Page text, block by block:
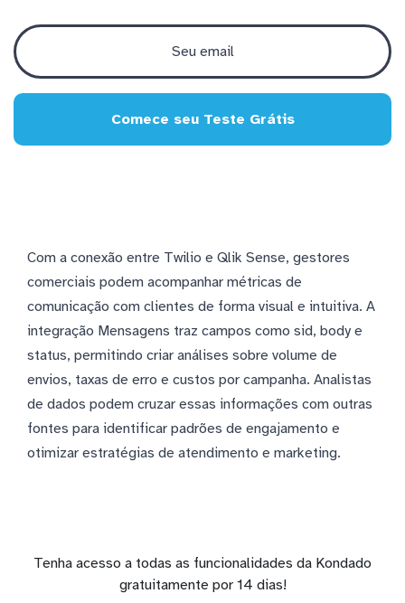
Comece seu Teste Grátis
Com a conexão entre Twilio e Qlik Sense, gestores
comerciais podem acompanhar métricas de
comunicação com clientes de forma visual e intuitiva. A
integração Mensagens traz campos como sid, body e
status, permitindo criar análises sobre volume de
envios, taxas de erro e custos por campanha. Analistas
de dados podem cruzar essas informações com outras
fontes para identificar padrões de engajamento e
otimizar estratégias de atendimento e marketing.
Tenha acesso a todas as funcionalidades da Kondado
gratuitamente por 14 dias!